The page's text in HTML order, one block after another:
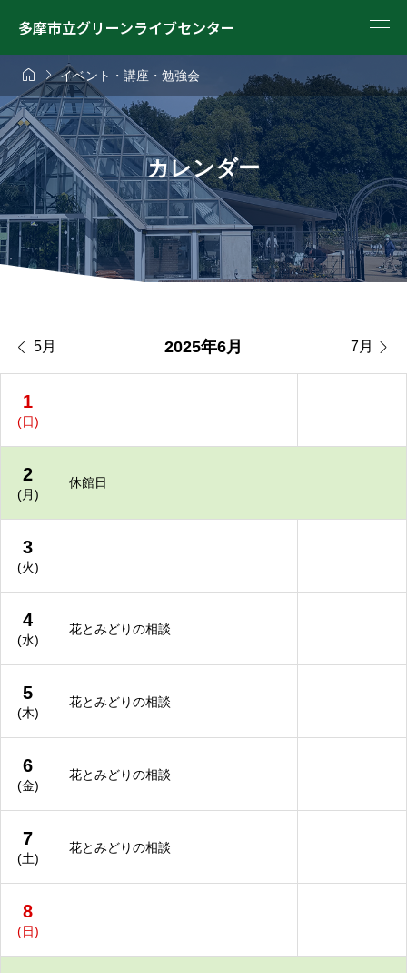
多摩市立グリーンライブセンター
 イベント・講座・勉強会
カレンダー
 5月 2025年6月 7月 
1
(日)
2
(月)
休館日
3
(火)
4
(水)
花とみどりの相談
5
(木)
花とみどりの相談
6
(金)
花とみどりの相談
7
(土)
花とみどりの相談
8
(日)